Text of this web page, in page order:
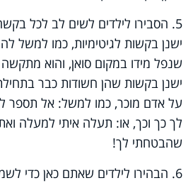
5. הסבירו לילדים לשים לב לכל
ישנן בקשות לגיטימיות, כמו למשל
שנפל מידו במקום סואן, והוא
ישנן בקשות שהן חשודות כבר
על אדם מוכר, כמו למשל: אל תספר
לך כך וכך, או: תעלה איתי למעלה
שהבטחתי לך!
6. הבהירו לילדים שאתם כאן כדי